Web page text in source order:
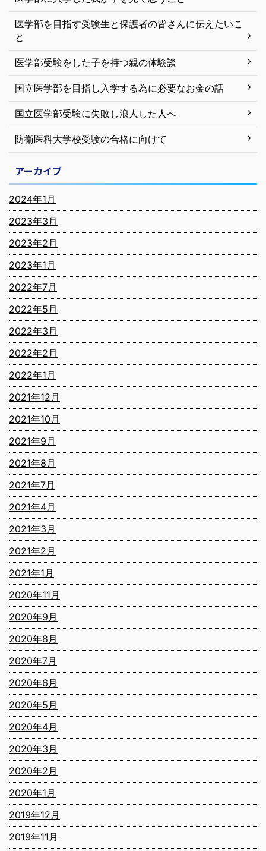
医学部を目指す受験生と保護者の皆さんに伝えたいこ
と
医学部受験をした子を持つ親の体験談
国立医学部を目指し入学する為に必要なお金の話
国立医学部受験に失敗し浪人した人へ
防衛医科大学校受験の合格に向けて
アーカイブ
2024年1月
2023年3月
2023年2月
2023年1月
2022年7月
2022年5月
2022年3月
2022年2月
2022年1月
2021年12月
2021年10月
2021年9月
2021年8月
2021年7月
2021年4月
2021年3月
2021年2月
2021年1月
2020年11月
2020年9月
2020年8月
2020年7月
2020年6月
2020年5月
2020年4月
2020年3月
2020年2月
2020年1月
2019年12月
2019年11月